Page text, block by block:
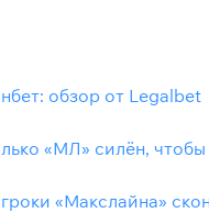
обзор от Legalbet
«МЛ» силён,
«Макслайна»